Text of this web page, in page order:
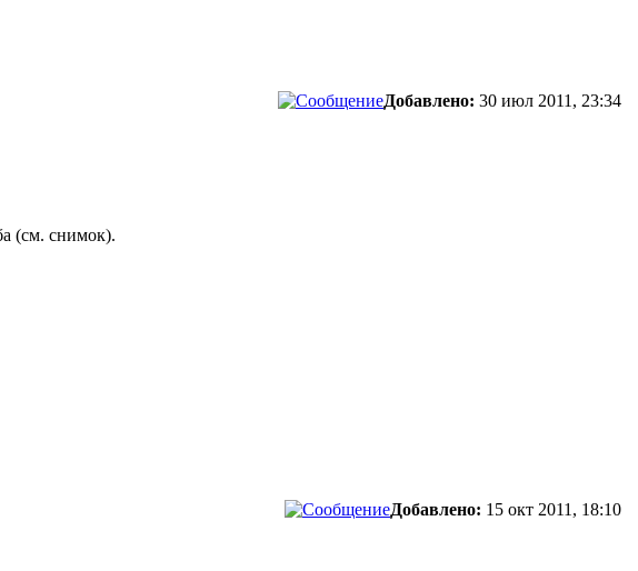
Добавлено: 30 июл 2011, 23:34
(см. снимок).
Добавлено: 15 окт 2011, 18:10